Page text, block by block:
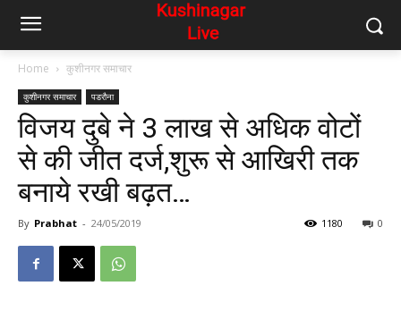
Home कुशीनगर समाचार
कुशीनगर समाचार पडरौना
विजय दुबे ने 3 लाख से अधिक वोटों
से की जीत दर्ज,शुरू से आखिरी तक
बनाये रखी बढ़त…
By Prabhat - 24/05/2019 0
1180